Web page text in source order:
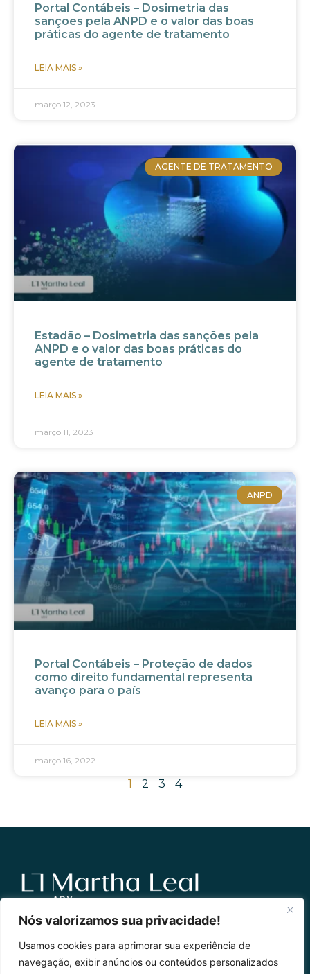
Nós valorizamos sua privacidade!
Usamos cookies para aprimorar sua experiência de
navegação, exibir anúncios ou conteúdos personalizados
Portal Contábeis – Dosimetria das
sanções pela ANPD e o valor das boas
práticas do agente de tratamento
LEIA MAIS »
março 12, 2023
AGENTE DE TRATAMENTO
Estadão – Dosimetria das sanções pela
ANPD e o valor das boas práticas do
agente de tratamento
LEIA MAIS »
março 11, 2023
ANPD
Portal Contábeis – Proteção de dados
como direito fundamental representa
avanço para o país
LEIA MAIS »
março 16, 2022
1 2 3 4
Todos os Direitos Reservados
Política de Privacidade